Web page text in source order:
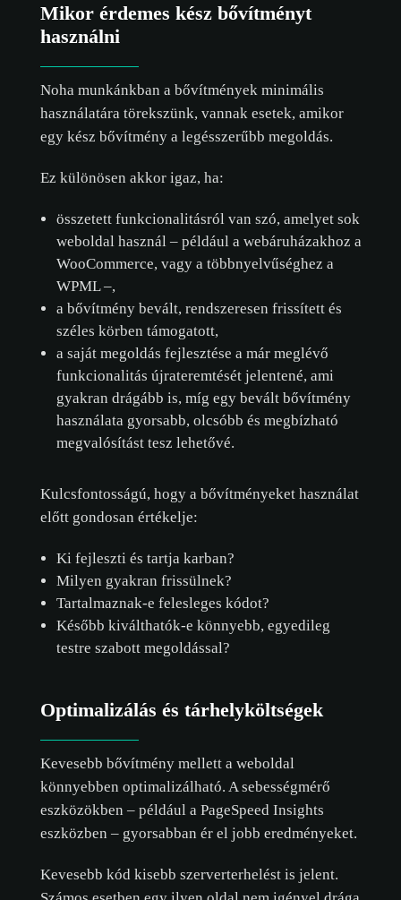
Mikor érdemes kész bővítményt
használni
Noha munkánkban a bővítmények minimális
használatára törekszünk, vannak esetek, amikor
egy kész bővítmény a legésszerűbb megoldás.
Ez különösen akkor igaz, ha:
összetett funkcionalitásról van szó, amelyet sok
weboldal használ – például a webáruházakhoz a
WooCommerce, vagy a többnyelvűséghez a
WPML –,
a bővítmény bevált, rendszeresen frissített és
széles körben támogatott,
a saját megoldás fejlesztése a már meglévő
funkcionalitás újrateremtését jelentené, ami
gyakran drágább is, míg egy bevált bővítmény
használata gyorsabb, olcsóbb és megbízható
megvalósítást tesz lehetővé.
Kulcsfontosságú, hogy a bővítményeket használat
előtt gondosan értékelje:
Ki fejleszti és tartja karban?
Milyen gyakran frissülnek?
Tartalmaznak-e felesleges kódot?
Később kiválthatók-e könnyebb, egyedileg
testre szabott megoldással?
Optimalizálás és tárhelyköltségek
Kevesebb bővítmény mellett a weboldal
könnyebben optimalizálható. A sebességmérő
eszközökben – például a PageSpeed Insights
eszközben – gyorsabban ér el jobb eredményeket.
Kevesebb kód kisebb szerverterhelést is jelent.
szabályzatot.
ÖSSZES ELFOGADÁSA
CSAK A SZÜKSÉGESEK ELFOGADÁSA